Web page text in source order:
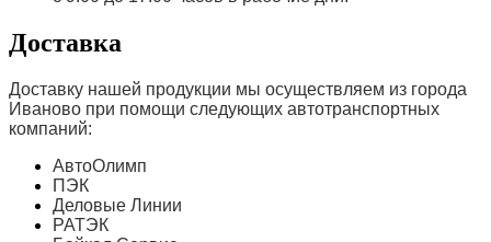
Доставка
Доставку нашей продукции мы осуществляем из города
Иваново при помощи следующих автотранспортных
компаний:
АвтоОлимп
ПЭК
Деловые Линии
РАТЭК